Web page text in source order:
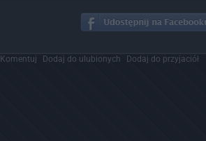
Komentuj Dodaj do ulubionych Dodaj do przyjaciół